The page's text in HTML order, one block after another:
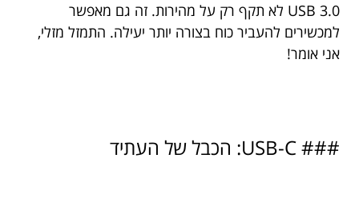
USB 3.0 לא תקף רק על מהירות. זה גם מאפשר
למכשירים להעביר כוח בצורה יותר יעילה. התמזל מזלי,
אני אומר!
### USB-C: הכבל של העתיד